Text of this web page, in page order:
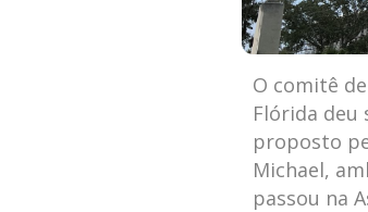
O comitê
Flórida deu
proposto
Michael,
passou na